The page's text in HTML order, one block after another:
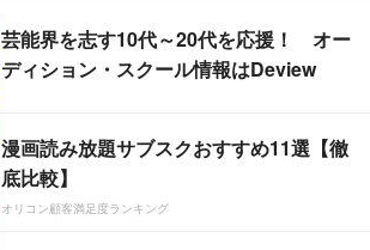
芸能界を志す10代～20代を応援！ オー
ディション・スクール情報はDeview
漫画読み放題サブスクおすすめ11選【徹
底比較】
オリコン顧客満足度ランキング